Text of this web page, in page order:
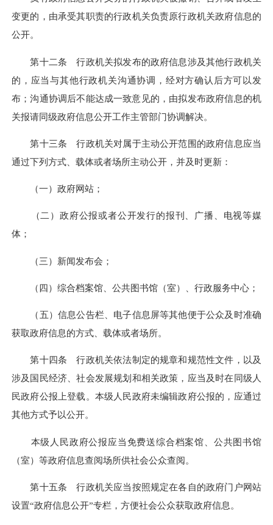
变更的，由承受其职责的行政机关负责原行政机关政府信息的
公开。
第十二条 行政机关拟发布的政府信息涉及其他行政机关
的，应当与其他行政机关沟通协调，经对方确认后方可以发
布；沟通协调后不能达成一致意见的，由拟发布政府信息的机
关报请同级政府信息公开工作主管部门协调解决。
第十三条 行政机关对属于主动公开范围的政府信息应当
通过下列方式、载体或者场所主动公开，并及时更新：
（一）政府网站；
（二）政府公报或者公开发行的报刊、广播、电视等媒
体；
（三）新闻发布会；
（四）综合档案馆、公共图书馆（室）、行政服务中心；
（五）信息公告栏、电子信息屏等其他便于公众及时准确
获取政府信息的方式、载体或者场所。
第十四条 行政机关依法制定的规章和规范性文件，以及
涉及国民经济、社会发展规划和相关政策，应当及时在同级人
民政府公报上登载。本级人民政府未编辑政府公报的，应通过
其他方式予以公开。
本级人民政府公报应当免费送综合档案馆、公共图书馆
（室）等政府信息查阅场所供社会公众查阅。
第十五条 行政机关应当按照规定在各自的政府门户网站
设置“政府信息公开”专栏，方便社会公众获取政府信息。